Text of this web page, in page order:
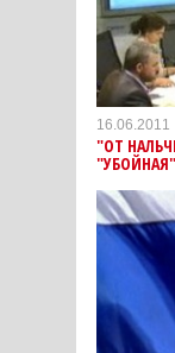
16.06.2011
"ОТ